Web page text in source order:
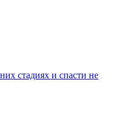
стадиях и спасти не